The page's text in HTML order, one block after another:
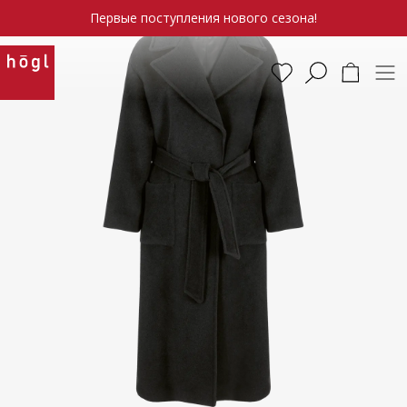
Первые поступления нового сезона!